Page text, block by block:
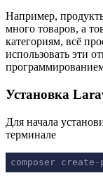
Например,
много товаров, а
категориям, всё
использовать эти
Установка
Для начала
терминале
composer